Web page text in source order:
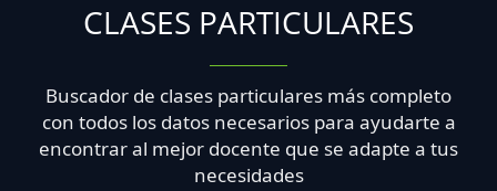
CLASES PARTICULARES
Buscador de clases particulares más completo
con todos los datos necesarios para ayudarte a
encontrar al mejor docente que se adapte a tus
necesidades